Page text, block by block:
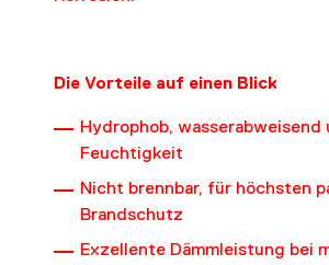
Die Vorteile auf einen Blick
Hydrophob, wasserabweisend
Feuchtigkeit
Nicht brennbar, für höchsten
Brandschutz
Exzellente Dämmleistung bei